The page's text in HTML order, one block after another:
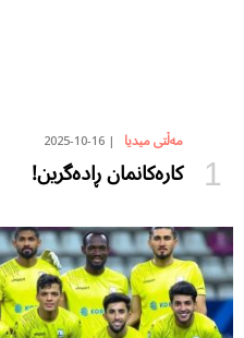
مەڵتی میدیا 2025-10-16
کارەکانمان ڕادەگرین!